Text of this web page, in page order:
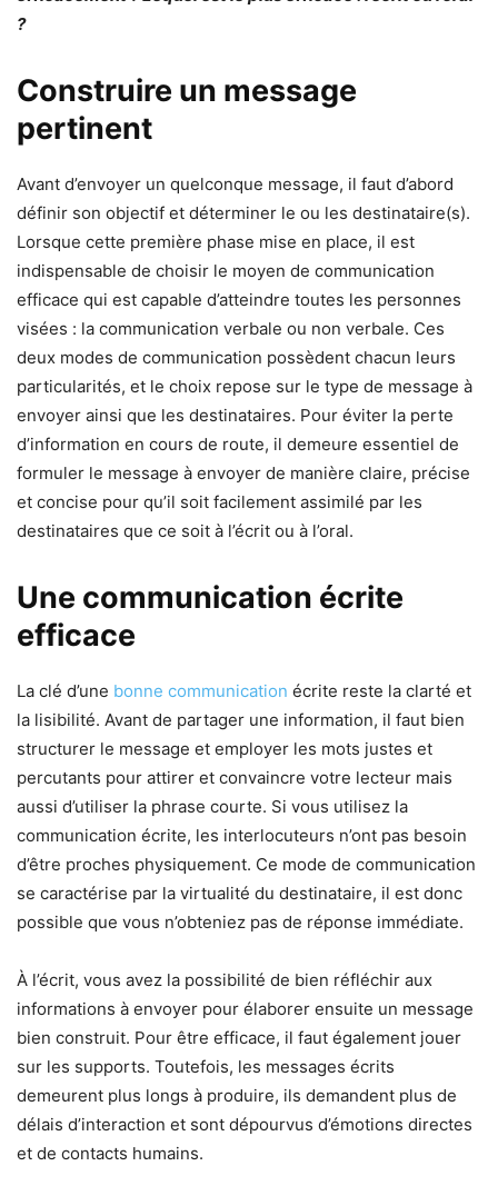
?
Construire un message
pertinent
Avant d’envoyer un quelconque message, il faut d’abord
définir son objectif et déterminer le ou les destinataire(s).
Lorsque cette première phase mise en place, il est
indispensable de choisir le moyen de communication
efficace qui est capable d’atteindre toutes les personnes
visées : la communication verbale ou non verbale. Ces
deux modes de communication possèdent chacun leurs
particularités, et le choix repose sur le type de message à
envoyer ainsi que les destinataires. Pour éviter la perte
d’information en cours de route, il demeure essentiel de
formuler le message à envoyer de manière claire, précise
et concise pour qu’il soit facilement assimilé par les
destinataires que ce soit à l’écrit ou à l’oral.
Une communication écrite
efficace
La clé d’une bonne communication écrite reste la clarté et
la lisibilité. Avant de partager une information, il faut bien
structurer le message et employer les mots justes et
percutants pour attirer et convaincre votre lecteur mais
aussi d’utiliser la phrase courte. Si vous utilisez la
communication écrite, les interlocuteurs n’ont pas besoin
d’être proches physiquement. Ce mode de communication
se caractérise par la virtualité du destinataire, il est donc
possible que vous n’obteniez pas de réponse immédiate.
À l’écrit, vous avez la possibilité de bien réfléchir aux
informations à envoyer pour élaborer ensuite un message
bien construit. Pour être efficace, il faut également jouer
sur les supports. Toutefois, les messages écrits
demeurent plus longs à produire, ils demandent plus de
délais d’interaction et sont dépourvus d’émotions directes
et de contacts humains.